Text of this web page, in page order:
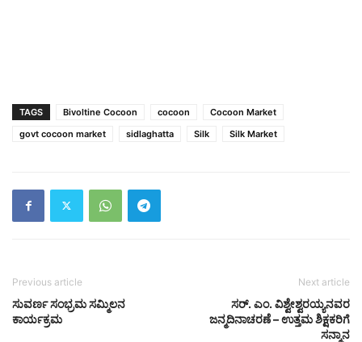
TAGS Bivoltine Cocoon cocoon
Cocoon Market
govt cocoon market
sidlaghatta Silk Silk Market
Previous article
ಸುವರ್ಣ ಸಂಭ್ರಮ ಸಮ್ಮಿಲನ
ಕಾರ್ಯಕ್ರಮ
Next article
ಸರ್. ಎಂ. ವಿಶ್ವೇಶ್ವರಯ್ಯನವರ
ಜನ್ಮದಿನಾಚರಣೆ – ಉತ್ತಮ ಶಿಕ್ಷಕರಿಗೆ
ಸನ್ಮಾನ